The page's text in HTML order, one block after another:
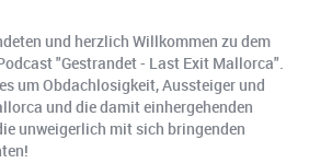
und herzlich Willkommen zu dem
"Gestrandet - Last Exit Mallorca".
um Obdachlosigkeit, Aussteiger und
und die damit einhergehenden
unweigerlich mit sich bringenden